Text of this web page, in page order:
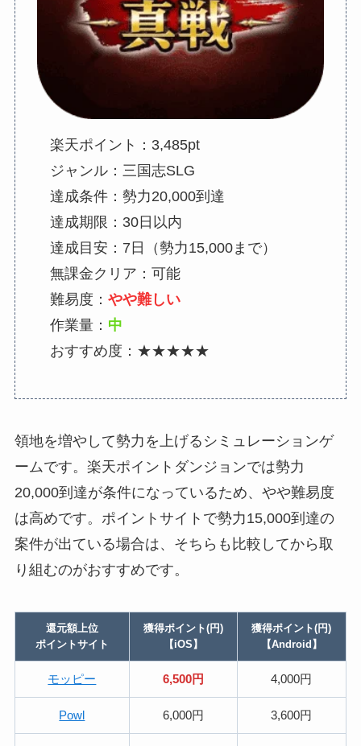
楽天ポイント：3,485pt
ジャンル：三国志SLG
達成条件：勢力20,000到達
達成期限：30日以内
達成目安：7日（勢力15,000まで）
無課金クリア：可能
難易度： やや難しい
作業量： 中
おすすめ度：★★★★★
領地を増やして勢力を上げるシミュレーションゲ
ームです。楽天ポイントダンジョンでは勢力
20,000到達が条件になっているため、やや難易度
は高めです。ポイントサイトで勢力15,000到達の
案件が出ている場合は、そちらも比較してから取
り組むのがおすすめです。
還元額上位
ポイントサイト
獲得ポイント(円)
【iOS】
獲得ポイント(円)
【Android】
モッピー 6,500円 4,000円
Powl 6,000円 3,600円